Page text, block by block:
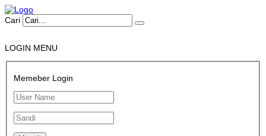
Cari
LOGIN MENU
Memeber Login